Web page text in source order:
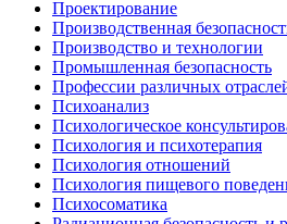
Проектирование
Производственная
Производство и технологии
Промышленная безопасность
Профессии различных
Психоанализ
Психологическое
Психология и психотерапия
Психология отношений
Психология пищевого
Психосоматика